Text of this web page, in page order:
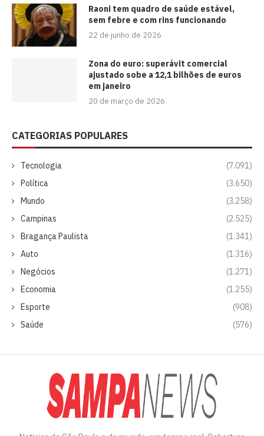
Raoni tem quadro de saúde estável,
sem febre e com rins funcionando
22 de junho de 2026
Zona do euro: superávit comercial
ajustado sobe a 12,1 bilhões de euros
em janeiro
20 de março de 2026
CATEGORIAS POPULARES
Tecnologia
(7.091)
Política
(3.650)
Mundo
(3.258)
Campinas
(2.525)
Bragança Paulista
(1.341)
Auto
(1.316)
Negócios
(1.271)
Economia
(1.255)
Esporte
(908)
Saúde
(576)